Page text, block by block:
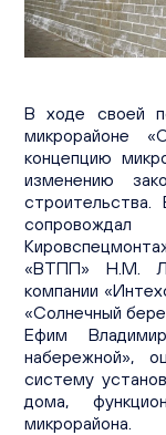
Вакансии
Контакты
В ходе своей
микрорайоне
концепцию
изменению
«ВТПП» Н.М.
компании
«Солнечный
Ефим
набережной»,
систему
дома,
микрорайона.